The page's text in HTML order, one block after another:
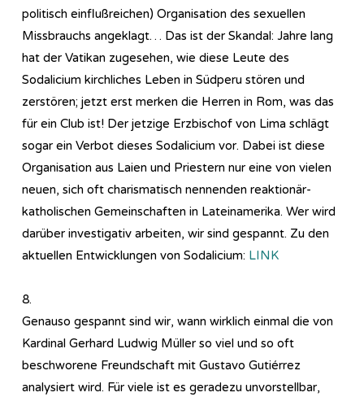
politisch einflußreichen) Organisation des sexuellen
Missbrauchs angeklagt… Das ist der Skandal: Jahre lang
hat der Vatikan zugesehen, wie diese Leute des
Sodalicium kirchliches Leben in Südperu stören und
zerstören; jetzt erst merken die Herren in Rom, was das
für ein Club ist! Der jetzige Erzbischof von Lima schlägt
sogar ein Verbot dieses Sodalicium vor. Dabei ist diese
Organisation aus Laien und Priestern nur eine von vielen
neuen, sich oft charismatisch nennenden reaktionär-
katholischen Gemeinschaften in Lateinamerika. Wer wird
darüber investigativ arbeiten, wir sind gespannt. Zu den
aktuellen Entwicklungen von Sodalicium: LINK
8.
Genauso gespannt sind wir, wann wirklich einmal die von
Kardinal Gerhard Ludwig Müller so viel und so oft
beschworene Freundschaft mit Gustavo Gutiérrez
analysiert wird. Für viele ist es geradezu unvorstellbar,